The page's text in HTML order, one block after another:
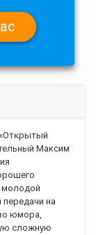
Максим
молодой
на
юмора,
сложную